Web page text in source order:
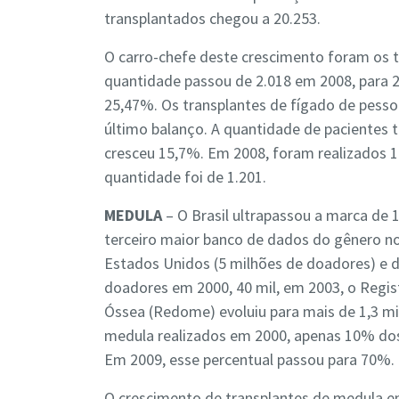
transplantados chegou a 20.253.
O carro-chefe deste crescimento foram os
quantidade passou de 2.018 em 2008,
25,47%. Os transplantes de fígado de
último balanço. A quantidade de
cresceu 15,7%. Em 2008, foram realizados
quantidade foi de 1.201.
MEDULA– O Brasil ultrapassou a marca de
terceiro maior banco de dados do gênero
Estados Unidos (5 milhões de doadores) e
doadores em 2000, 40 mil, em 2003, o
Óssea (Redome) evoluiu para mais de 1,3
medula realizados em 2000, apenas 10%
Em 2009, esse percentual passou para 70%.